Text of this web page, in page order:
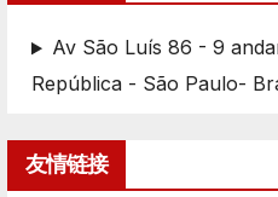
Av São Luís 86 - 9
República - São Paulo-
友情链接